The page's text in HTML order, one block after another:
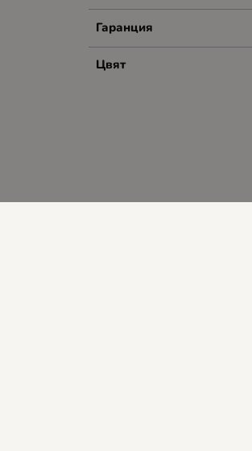
Гаранция
Цвят